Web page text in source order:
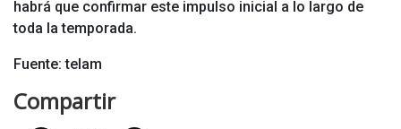
habrá que confirmar este impulso inicial a lo largo de
toda la temporada.
Fuente: telam
Compartir